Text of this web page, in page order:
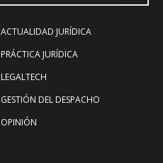
ACTUALIDAD JURÍDICA
PRÁCTICA JURÍDICA
LEGALTECH
GESTIÓN DEL DESPACHO
OPINIÓN